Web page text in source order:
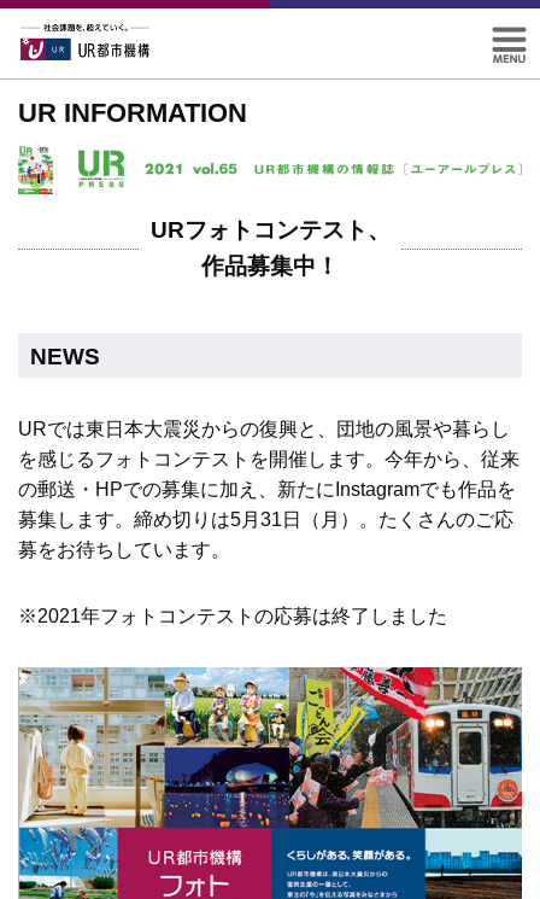
UR INFORMATION
URフォトコンテスト、
作品募集中！
NEWS
URでは東日本大震災からの復興と、団地の風景や暮らし
を感じるフォトコンテストを開催します。今年から、従来
の郵送・HPでの募集に加え、新たにInstagramでも作品を
募集します。締め切りは5月31日（月）。たくさんのご応
募をお待ちしています。
※2021年フォトコンテストの応募は終了しました